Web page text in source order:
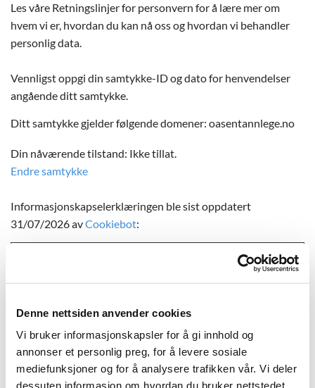
Denne nettsiden anvender cookies
Vi bruker informasjonskapsler for å gi innhold og
annonser et personlig preg, for å levere sosiale
mediefunksjoner og for å analysere trafikken vår. Vi deler
dessuten informasjon om hvordan du bruker nettstedet
Les våre Retningslinjer for personvern for å lære mer om
hvem vi er, hvordan du kan nå oss og hvordan vi behandler
personlig data.
Vennligst oppgi din samtykke-ID og dato for henvendelser
angående ditt samtykke.
Ditt samtykke gjelder følgende domener: oasentannlege.no
Din nåværende tilstand: Ikke tillat.
Endre samtykke
Informasjonskapselerklæringen ble sist oppdatert
31/07/2026 avCookiebot:
Nødvendige cookies bidra til å gjøre en nettside brukbart
tilgang til sikre områder av nettstedet. Nettstedet kan ikke
fungere optimalt uten disse informasjonskapslene.
Navn Leverandør Hensikt